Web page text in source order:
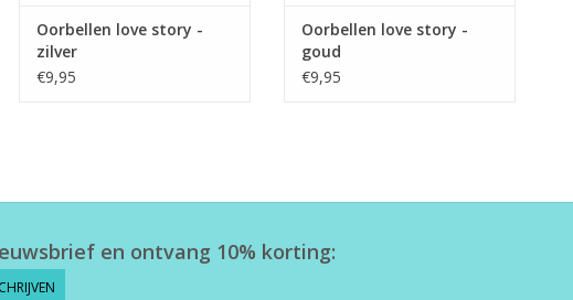
Oorbellen love story -
zilver
€9,95
Oorbellen love story -
goud
€9,95
en ontvang 10% korting: